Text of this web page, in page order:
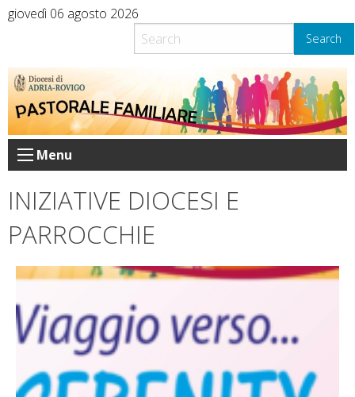
Skipgiovedì 06 agosto 2026
Search
Menu
INIZIATIVE DIOCESI E
PARROCCHIE